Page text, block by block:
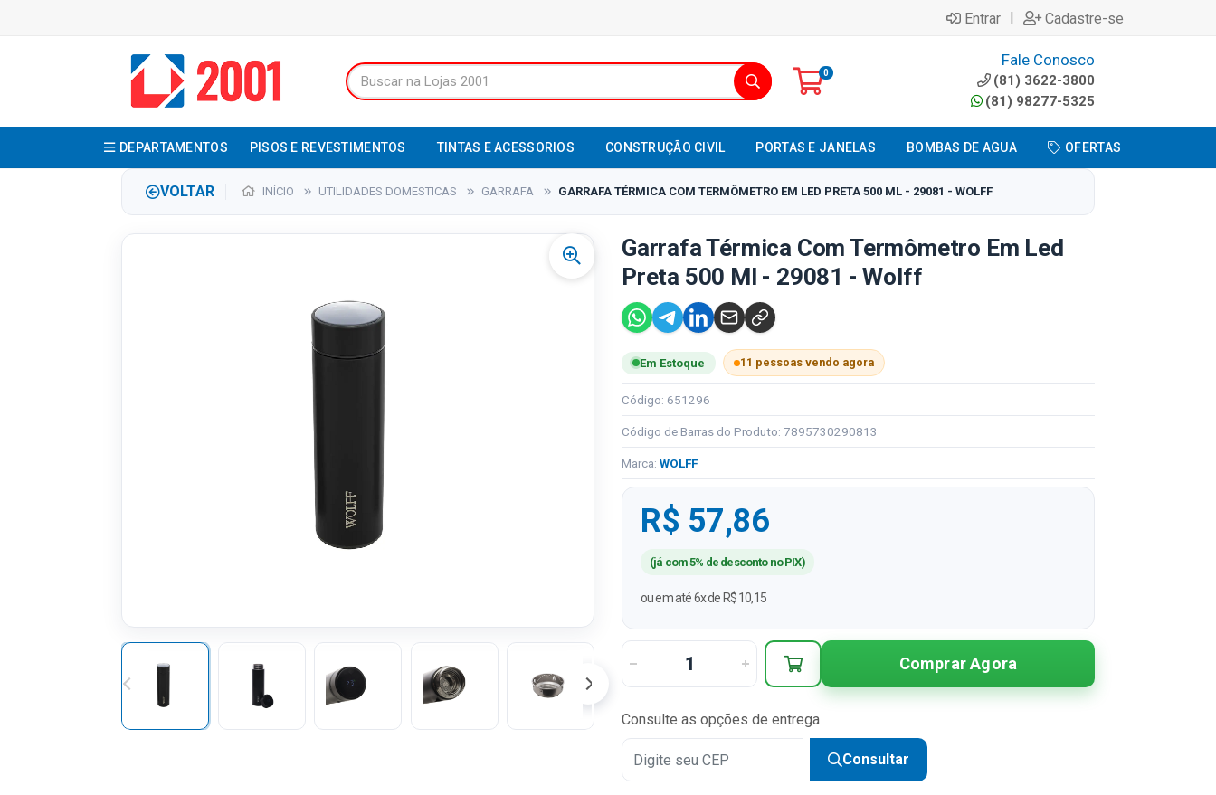
Entrar | Cadastre-se
0
Fale Conosco
(81) 3622-3800
(81) 98277-5325
DEPARTAMENTOS PISOS E REVESTIMENTOS TINTAS E ACESSORIOS CONSTRUÇÃO CIVIL PORTAS E JANELAS BOMBAS DE AGUA OFERTAS
VOLTAR INÍCIO UTILIDADES DOMESTICAS GARRAFA GARRAFA TÉRMICA COM TERMÔMETRO EM LED PRETA 500 ML - 29081 - WOLFF
Garrafa Térmica Com Termômetro Em Led
Preta 500 Ml - 29081 - Wolff
Em Estoque 11 pessoas vendo agora
Código: 651296
Código de Barras do Produto: 7895730290813
Marca: WOLFF
R$ 57,86
(já com 5% de desconto no PIX)
ou em até 6x de R$ 10,15
Comprar Agora
Consulte as opções de entrega
Consultar